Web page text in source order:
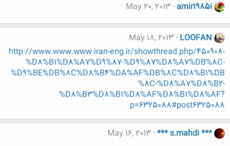
amir1985i
May 20, 2013
LOOFAN
May 18, 2013
http://www.www.www.iran-eng.ir/showthread.php/450908-
%D8%B1%D8%A7%D9%87-%D9%87%D8%A7%DB%8C-
%D9%BE%DB%8C%D8%B4%DA%AF%DB%8C%D8%B1%DB
%8C-%D8%A7%D8%B2-
%D8%B3%D8%B1%D8%AF%D8%B1%D8%AF?
p=6325088#post6325088
*** s.mahdi ***
May 16, 2013